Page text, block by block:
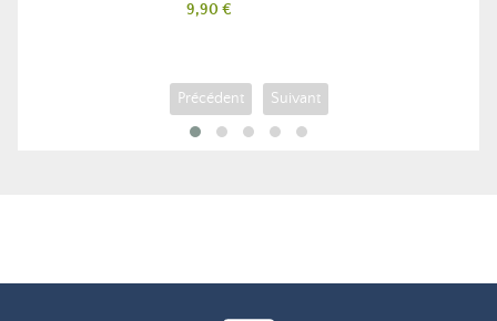
Prix
9,90 €
Précédent Suivant